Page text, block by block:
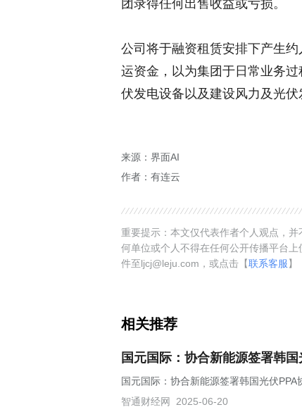
团录得任何出售收益或亏损。
公司将于融资租赁安排下产生
运资金，以为集团于日常业务
伏发电设备以及建设风力及光伏
来源：界面AI
作者：有连云
重要提示：本文仅代表作者个人观点，
何单位或个人不得在任何公开传播平台
件至ljcj@leju.com，或点击【联系客服】
相关推荐
国元国际：协合新能源签署韩
国元国际：协合新能源签署韩国光伏PPA
智通财经网
2025-06-20